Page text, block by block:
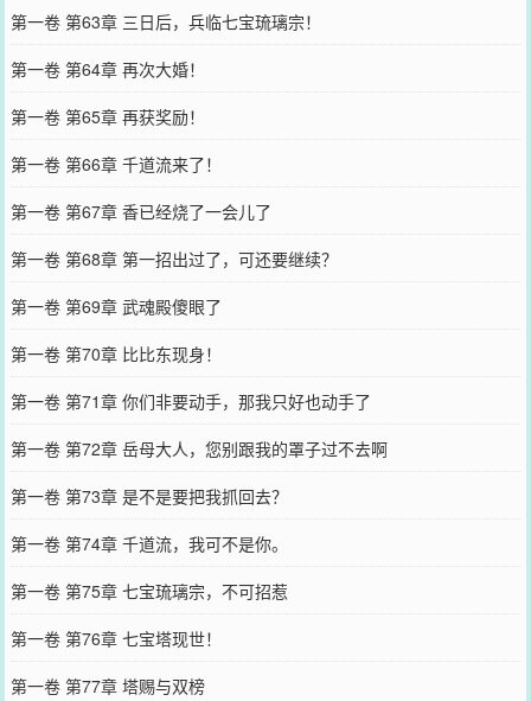
第一卷 第63章 三日后，兵临七宝琉璃宗！
第一卷 第64章 再次大婚！
第一卷 第65章 再获奖励！
第一卷 第66章 千道流来了！
第一卷 第67章 香已经烧了一会儿了
第一卷 第68章 第一招出过了，可还要继续？
第一卷 第69章 武魂殿傻眼了
第一卷 第70章 比比东现身！
第一卷 第71章 你们非要动手，那我只好也动手了
第一卷 第72章 岳母大人，您别跟我的罩子过不去啊
第一卷 第73章 是不是要把我抓回去？
第一卷 第74章 千道流，我可不是你。
第一卷 第75章 七宝琉璃宗，不可招惹
第一卷 第76章 七宝塔现世！
第一卷 第77章 塔赐与双榜